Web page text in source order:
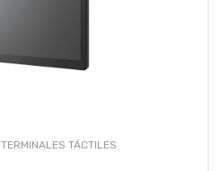
TERMINALES TÁCTILES